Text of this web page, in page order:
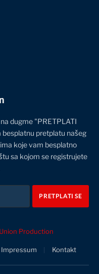
dugme "PRETPLATI
pretplatu našeg
koje vam besplatno
sa kojom se registrujete
Production
Impressum Kontakt